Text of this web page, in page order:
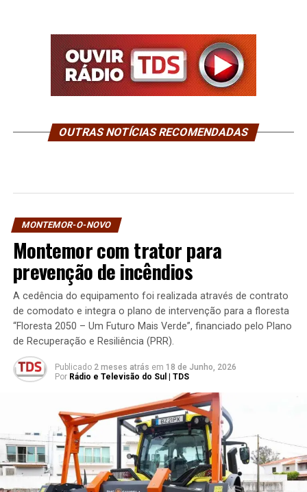
OUTRAS NOTÍCIAS RECOMENDADAS
MONTEMOR-O-NOVO
Montemor com trator para
prevenção de incêndios
A cedência do equipamento foi realizada através de contrato
de comodato e integra o plano de intervenção para a floresta
“Floresta 2050 – Um Futuro Mais Verde”, financiado pelo Plano
de Recuperação e Resiliência (PRR).
Publicado 2 meses atrás em 18 de Junho, 2026
Por Rádio e Televisão do Sul | TDS